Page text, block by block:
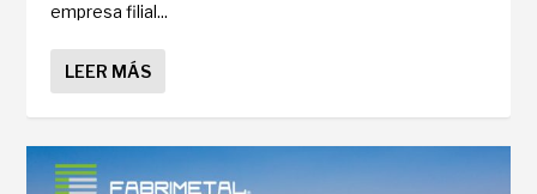
empresa filial...
LEER MÁS